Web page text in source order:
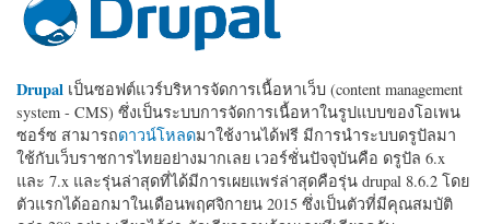
Drupal เป็นซอฟต์แวร์บริหารจัดการเนื้อหาเว็บ (content management
system - CMS) ซึ่งเป็นระบบการจัดการเนื้อหาในรูปแบบของโอเพน
ซอร์ซ สามารถดาวน์โหลดมาใช้งานได้ฟรี มีการนำระบบดรูปัลมา
ใช้กับเว็บราชการไทยอย่างมากเลย เวอร์ชั่นปัจจุบันคือ ดรูปัล 6.x
และ 7.x และรุ่นล่าสุดที่ได้มีการเผยแพร่ล่าสุดคือรุ่น drupal 8.6.2 โดย
ตัวแรกได้ออกมาในเดือนพฤศจิกายน 2015 ซึ่งเป็นตัวที่มีคุณสมบัติ